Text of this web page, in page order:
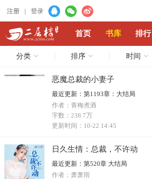
注册 | 登录
首页 书库 排行
分类 排序 时间
恶魔总裁的小妻子
最近更新： 第1193章：大结局
作者： 青梅煮酒
字数： 238.7万
更新时间： 10-22 14:45
日久生情：总裁，不许动
最近更新：
第520章 大结局
作者： 萧萧雨